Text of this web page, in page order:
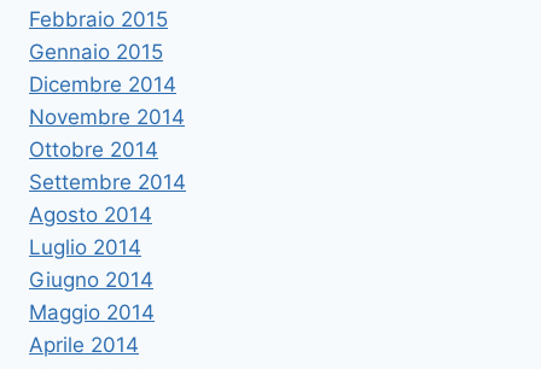
Febbraio 2015
Gennaio 2015
Dicembre 2014
Novembre 2014
Ottobre 2014
Settembre 2014
Agosto 2014
Luglio 2014
Giugno 2014
Maggio 2014
Aprile 2014